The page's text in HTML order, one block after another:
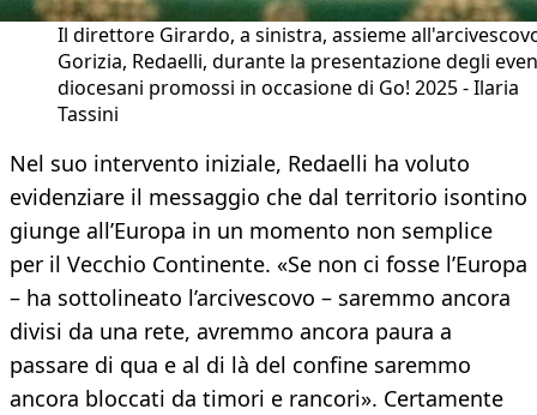
Il direttore Girardo, a sinistra, assieme
Gorizia, Redaelli, durante la presentazione degli
diocesani promossi in occasione di Go! 2025 - Ilaria
Tassini
Nel suo intervento iniziale, Redaelli ha voluto
evidenziare il messaggio che dal territorio isontino
giunge all’Europa in un momento non semplice
per il Vecchio Continente. «Se non ci fosse l’Europa
– ha sottolineato l’arcivescovo – saremmo ancora
divisi da una rete, avremmo ancora paura a
passare di qua e al di là del confine saremmo
ancora bloccati da timori e rancori». Certamente